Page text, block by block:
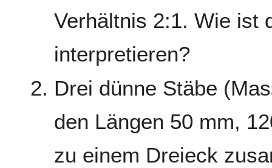
Verhältnis 2:1. Wie ist
interpretieren?
Drei dünne Stäbe
den Längen 50 mm,
zu einem Dreieck